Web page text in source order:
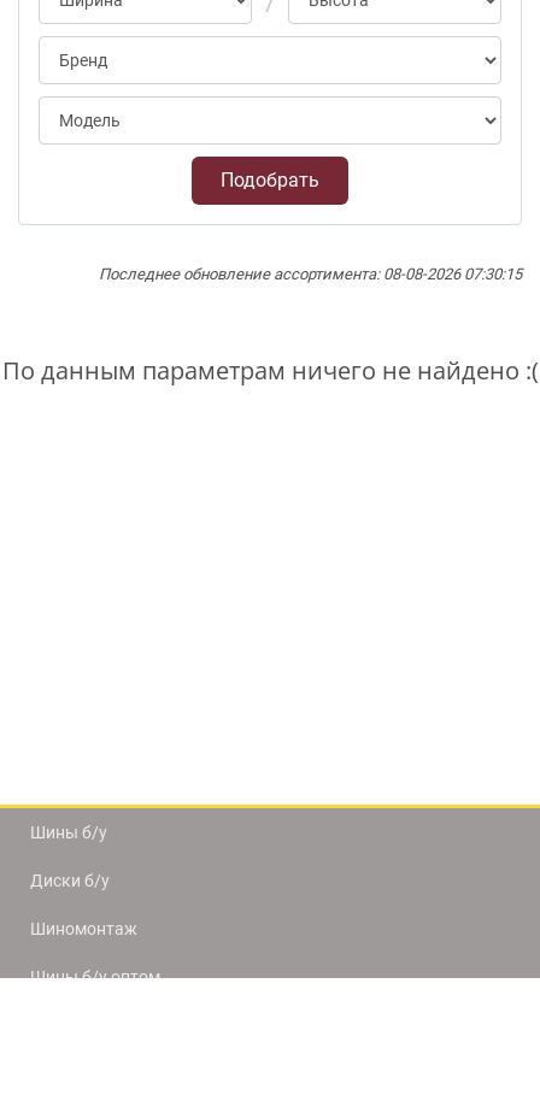
Подобрать
Последнее обновление ассортимента: 08-08-2026 07:30:15
По данным параметрам ничего не найдено :(
Шины б/у
Диски б/у
Шиномонтаж
Шины б/у оптом